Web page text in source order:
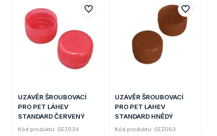
UZÁVĚR ŠROUBOVACÍ
PRO PET LÁHEV
STANDARD ČERVENÝ
Kód produktu: SEZ034
UZÁVĚR ŠROUBOVACÍ
PRO PET LAHEV
STANDARD HNĚDÝ
Kód produktu: SEZ063